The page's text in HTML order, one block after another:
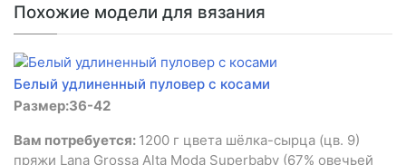
Похожие модели для вязания
Белый удлиненный пуловер с косами
Размер:36-42
Вам потребуется: 1200 г цвета шёлка-сырца (цв. 9)
пряжи Lana Grossa Alta Moda Superbaby (67% овечьей